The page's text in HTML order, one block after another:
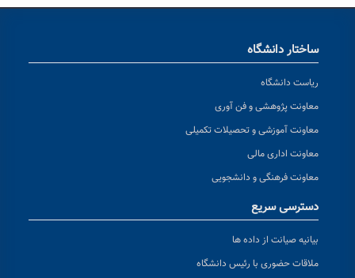
ساختار دانشگاه
ریاست دانشگاه
معاونت پژوهشی و فن آوری
معاونت آموزشی و تحصیلات تکمیلی
معاونت اداری مالی
معاونت فرهنگی و دانشجویی
دسترسی سریع
بیانیه صیانت از داده ها
ملاقات حضوری با رئیس دانشگاه